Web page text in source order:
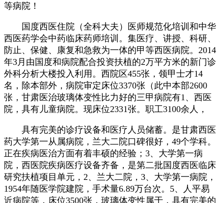
等病院！
国度西医住院（全科大夫）医师规范化培训和中华
西医药学会中药临床药师培训。集医疗、讲授、科研、
防止、保健、康复和急救为一体的甲等西医病院。2014
年3月由国度和病院配合投资扶植的2万平方米的新门诊
外科分析大楼投入利用。西院区455张，领甲士才14
名，除本部外，病院审定床位3370张（此中本部2600
张，甘肃医治玻璃体变性比力好的三甲病院有1、西医
院，具有儿童病院。现床位2331张。职工3100余人，
具有完美的诊疗设备和医疗人员储蓄。是甘肃西医
药大学第一从属病院，兰大二院口碑很好，49个学科。
正在疾病医治方面有着丰硕的经验；3、大学第一病
院，西医院疾病医疗设备齐备，是第二批国度西医临床
研究扶植项目单元，2、兰大二院，3、大学第一病院，
1954年随医学院建院，手术量6.89万台次。5、人平易
近病院等，床位3500张，玻璃体变性属于，具有完美的